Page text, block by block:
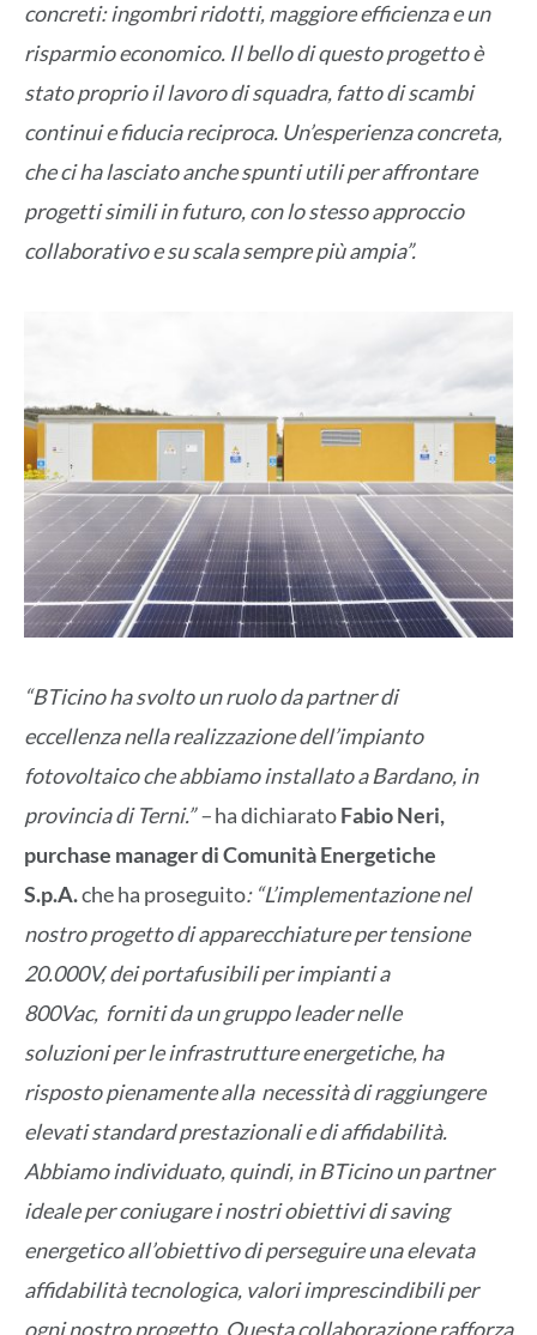
concreti: ingombri ridotti, maggiore efficienza e un
risparmio economico. Il bello di questo progetto è
stato proprio il lavoro di squadra, fatto di scambi
continui e fiducia reciproca. Un’esperienza concreta,
che ci ha lasciato anche spunti utili per affrontare
progetti simili in futuro, con lo stesso approccio
collaborativo e su scala sempre più ampia”.
“BTicino ha svolto un ruolo da partner di
eccellenza nella realizzazione dell’impianto
fotovoltaico che abbiamo installato a Bardano, in
provincia di Terni.” –ha dichiaratoFabio Neri,
purchase manager di Comunità Energetiche
S.p.A.che ha proseguito: “L’implementazione nel
nostro progetto di apparecchiature per tensione
20.000V, dei portafusibili per impianti a
800Vac, forniti da un gruppo leader nelle
soluzioni per le infrastrutture energetiche, ha
risposto pienamente alla necessità di raggiungere
elevati standard prestazionali e di affidabilità.
Abbiamo individuato, quindi, in BTicino un partner
ideale per coniugare i nostri obiettivi di saving
energetico all’obiettivo di perseguire una elevata
affidabilità tecnologica, valori imprescindibili per
ogni nostro progetto. Questa collaborazione rafforza